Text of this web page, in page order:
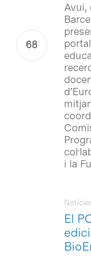
Avui,
i la
El